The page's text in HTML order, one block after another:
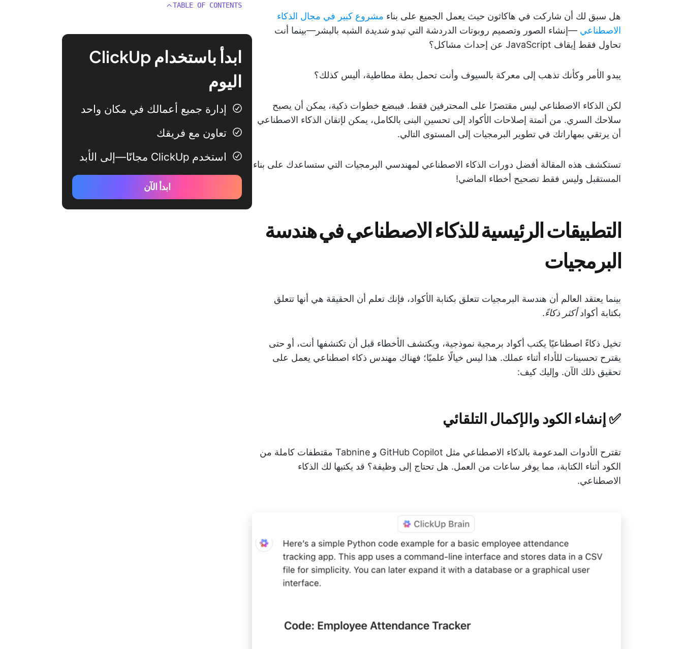
هل سبق لك أن شاركت في هاكاثون حيث يعمل الجميع على بناء مشروع كبير في مجال الذكاء
الاصطناعي —إنشاء الصور وتصميم روبوتات الدردشة التي تبدو شديدة الشبه بالبشر—بينما أنت
تحاول فقط إيقاف JavaScript عن إحداث مشاكل؟
يبدو الأمر وكأنك تذهب إلى معركة بالسيوف وأنت تحمل بطة مطاطية، أليس كذلك؟
لكن الذكاء الاصطناعي ليس مقتصرًا على المحترفين فقط. فببضع خطوات ذكية، يمكن أن يصبح
سلاحك السري. من أتمتة إصلاحات الأكواد إلى تحسين البنى بالكامل، يمكن لإتقان الذكاء الاصطناعي
أن يرتقي بمهاراتك في تطوير البرمجيات إلى المستوى التالي.
تستكشف هذه المقالة أفضل دورات الذكاء الاصطناعي لمهندسي البرمجيات التي ستساعدك على بناء
المستقبل وليس فقط تصحيح أخطاء الماضي!
التطبيقات الرئيسية للذكاء الاصطناعي في هندسة
البرمجيات
بينما يعتقد العالم أن هندسة البرمجيات تتعلق بكتابة الأكواد، فإنك تعلم أن الحقيقة هي أنها تتعلق
بكتابة أكوادأكثر ذكاءً.
تخيل ذكاءً اصطناعيًا يكتب أكواد برمجية نموذجية، ويكتشف الأخطاء قبل أن تكتشفها أنت، أو حتى
يقترح تحسينات للأداء أثناء عملك. هذا ليس خيالًا علميًا؛ فهناك مهندس ذكاء اصطناعي يعمل على
تحقيق ذلك الآن. وإليك كيف:
✅ إنشاء الكود والإكمال التلقائي
تقترح الأدوات المدعومة بالذكاء الاصطناعي مثل GitHub Copilot و Tabnine مقتطفات كاملة من
الكود أثناء الكتابة، مما يوفر ساعات من العمل. هل تحتاج إلى وظيفة؟ قد يكتبها لك الذكاء
الاصطناعي.
TABLE OF CONTENTS
ابدأ باستخدام ClickUp
اليوم
إدارة جميع أعمالك في مكان واحد
تعاون مع فريقك
استخدم ClickUp مجانًا—إلى الأبد
ابدأ الآن